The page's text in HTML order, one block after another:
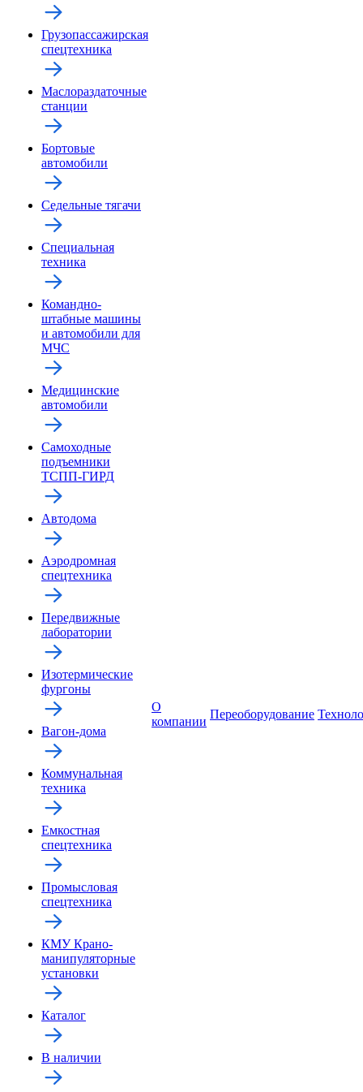
Грузопассажирская
спецтехника
Маслораздаточные
станции
Бортовые
автомобили
Седельные тягачи
Специальная
техника
Командно-
штабные машины
и автомобили для
МЧС
Медицинские
автомобили
Самоходные
подъемники
ТСПП-ГИРД
Автодома
Аэродромная
спецтехника
Передвижные
лаборатории
Изотермические
фургоны
Вагон-дома
Коммунальная
техника
Емкостная
спецтехника
Промысловая
спецтехника
КМУ Крано-
манипуляторные
установки
Каталог
В наличии
О
компании
Переоборудование